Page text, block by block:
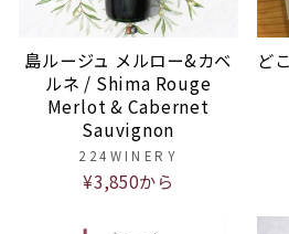
島ルージュ メルロー&カベ
ルネ / Shima Rouge
Merlot & Cabernet
Sauvignon
224WINERY
¥3,850から
ど